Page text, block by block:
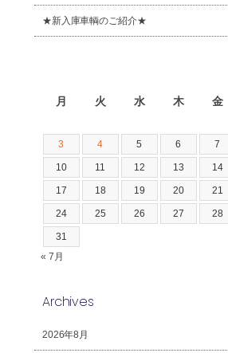
★新入庫車輌のご紹介★
月 火 水 木 金
3 4 5 6 7
10 11 12 13 14
17 18 19 20 21
24 25 26 27 28
31
« 7月
Archives
2026年8月